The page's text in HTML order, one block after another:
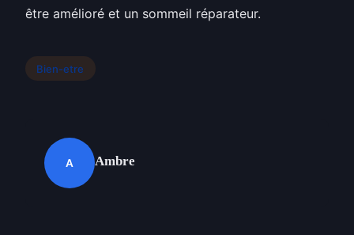
être amélioré et un sommeil réparateur.
Bien-etre
A Ambre